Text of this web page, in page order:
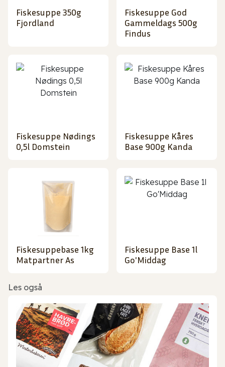
Fiskesuppe 350g
Fjordland
Fiskesuppe God
Gammeldags 500g
Findus
Fiskesuppe Nødings
0,5l Domstein
Fiskesuppe Kåres
Base 900g Kanda
Fiskesuppebase 1kg
Matpartner As
Fiskesuppe Base 1l
Go'Middag
Les også